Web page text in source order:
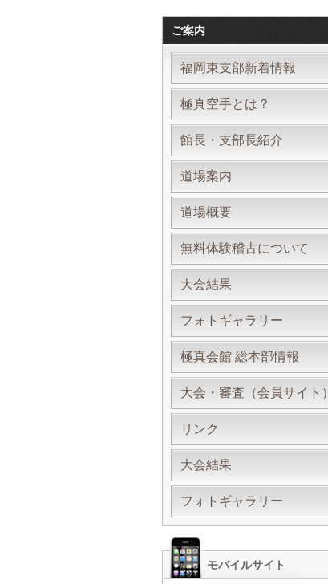
ご案内
福岡東支部新着情報
極真空手とは？
館長・支部長紹介
道場案内
道場概要
無料体験稽古について
大会結果
フォトギャラリー
極真会館 総本部情報
大会・審査（会員サイト）
リンク
大会結果
フォトギャラリー
モバイルサイト